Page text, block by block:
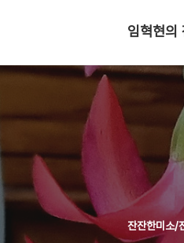
임혁현의
잔잔한미소/